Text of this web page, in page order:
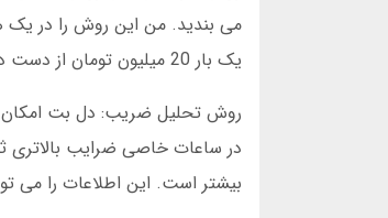
یک بار 20 میلیون تومان از دست دادم چون سقف نگذاشته بودم.
بیشتر است. این اطلاعات را می